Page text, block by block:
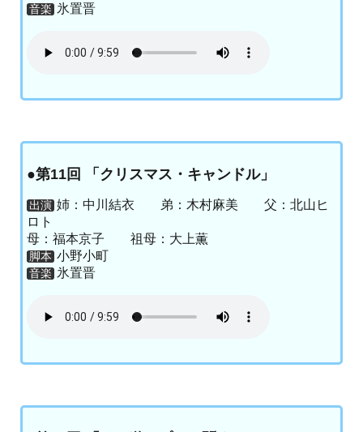
音楽 氷置晋
●第11回 「クリスマス・キャンドル」
出演 姉：中川結衣 弟：木村麻美 父：北山ヒ
ロト
母：福本京子 祖母：大上薫
脚本 小野小町
音楽 氷置晋